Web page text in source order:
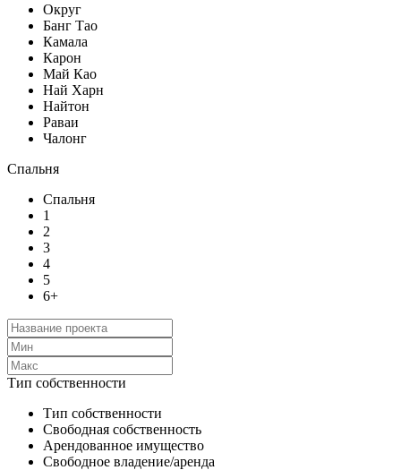
Округ
Банг Тао
Камала
Карон
Май Као
Най Харн
Найтон
Раваи
Чалонг
Спальня
Спальня
1
2
3
4
5
6+
Тип собственности
Тип собственности
Свободная собственность
Арендованное имущество
Свободное владение/аренда